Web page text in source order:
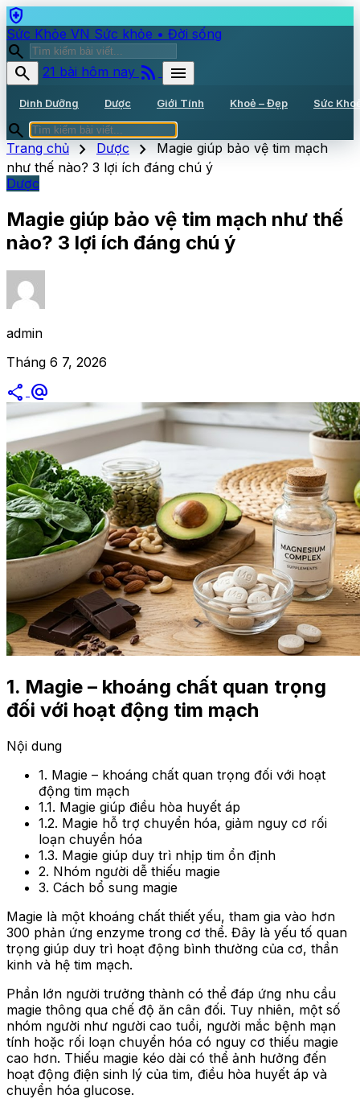
health_and_safety
Sức Khỏe VN Sức khỏe • Đời sống
search
search
21 bài hôm nay rss_feed menu
Dinh Dưỡng Dược Giới Tính Khoẻ – Đẹp Sức
search
Trang chủ chevron_right Dược chevron_right Magie giúp bảo vệ tim mạch
như thế nào? 3 lợi ích đáng chú ý
Dược
Magie giúp bảo vệ tim mạch như thế
nào? 3 lợi ích đáng chú ý
admin
Tháng 6 7, 2026
share alternate_email
1. Magie – khoáng chất quan trọng
đối với hoạt động tim mạch
Nội dung
1. Magie – khoáng chất quan trọng đối với hoạt
động tim mạch
1.1. Magie giúp điều hòa huyết áp
1.2. Magie hỗ trợ chuyển hóa, giảm nguy cơ rối
loạn chuyển hóa
1.3. Magie giúp duy trì nhịp tim ổn định
2. Nhóm người dễ thiếu magie
3. Cách bổ sung magie
Magie là một khoáng chất thiết yếu, tham gia vào hơn
300 phản ứng enzyme trong cơ thể. Đây là yếu tố quan
trọng giúp duy trì hoạt động bình thường của cơ, thần
kinh và hệ tim mạch.
Phần lớn người trưởng thành có thể đáp ứng nhu cầu
magie thông qua chế độ ăn cân đối. Tuy nhiên, một số
nhóm người như người cao tuổi, người mắc bệnh mạn
tính hoặc rối loạn chuyển hóa có nguy cơ thiếu magie
cao hơn. Thiếu magie kéo dài có thể ảnh hưởng đến
hoạt động điện sinh lý của tim, điều hòa huyết áp và
chuyển hóa glucose.